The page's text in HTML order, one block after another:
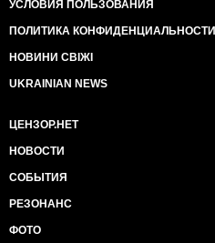
УСЛОВИЯ ПОЛЬЗОВАНИЯ
ПОЛИТИКА КОНФИДЕНЦИАЛЬНОСТИ
НОВИНИ СВІЖІ
UKRAINIAN NEWS
ЦЕНЗОР.НЕТ
НОВОСТИ
СОБЫТИЯ
РЕЗОНАНС
ФОТО